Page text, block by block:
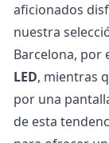
aficionados
nuestra
Barcelona, por
LED, mientras
por una
de esta